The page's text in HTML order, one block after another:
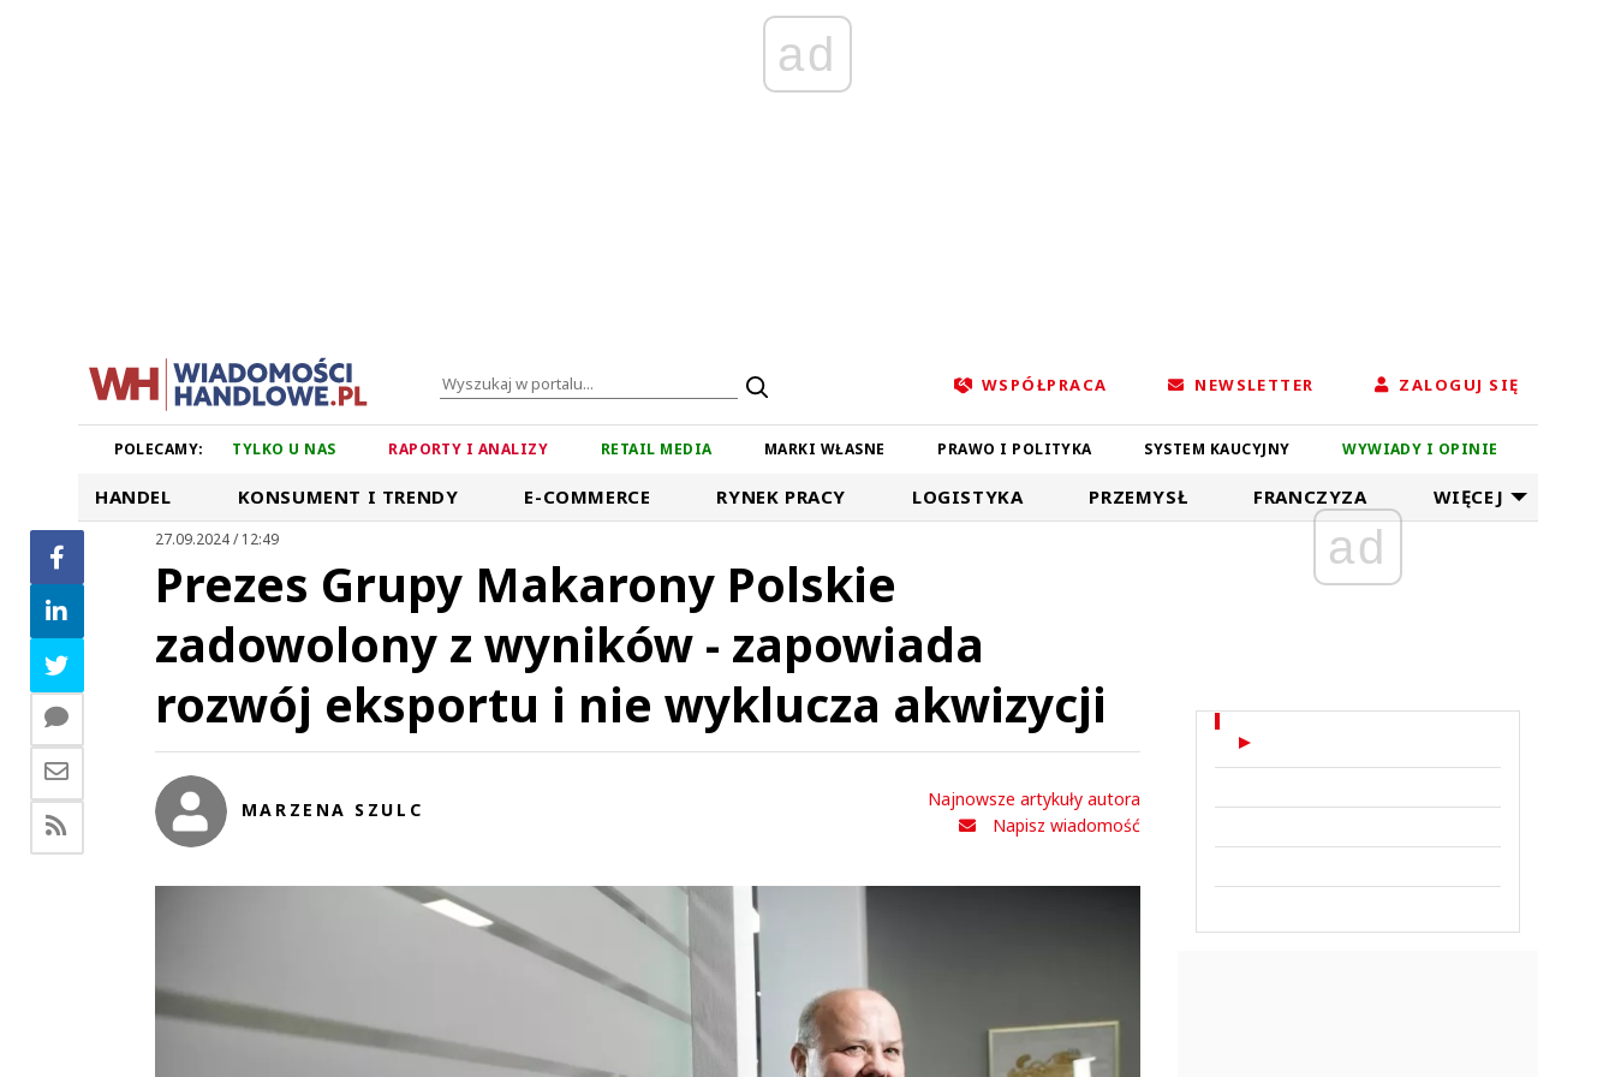
ad
WSPÓŁPRACA NEWSLETTER ZALOGUJ SIĘ
POLECAMY: TYLKO U NAS RAPORTY I ANALIZY RETAIL MEDIA MARKI WŁASNE PRAWO I POLITYKA SYSTEM KAUCYJNY WYWIADY I OPINIE
HANDEL KONSUMENT I TRENDY E-COMMERCE RYNEK PRACY LOGISTYKA PRZEMYSŁ FRANCZYZA WIĘCEJ
27.09.2024 / 12:49
Prezes Grupy Makarony Polskie
zadowolony z wyników - zapowiada
rozwój eksportu i nie wyklucza akwizycji
MARZENA SZULC
Najnowsze artykuły autora
Napisz wiadomość
ad